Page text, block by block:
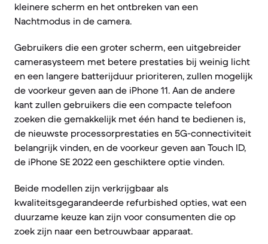
kleinere scherm en het ontbreken van een
Nachtmodus in de camera.
Gebruikers die een groter scherm, een uitgebreider
camerasysteem met betere prestaties bij weinig licht
en een langere batterijduur prioriteren, zullen mogelijk
de voorkeur geven aan de iPhone 11. Aan de andere
kant zullen gebruikers die een compacte telefoon
zoeken die gemakkelijk met één hand te bedienen is,
de nieuwste processorprestaties en 5G-connectiviteit
belangrijk vinden, en de voorkeur geven aan Touch ID,
de iPhone SE 2022 een geschiktere optie vinden.
Beide modellen zijn verkrijgbaar als
kwaliteitsgegarandeerde refurbished opties, wat een
duurzame keuze kan zijn voor consumenten die op
zoek zijn naar een betrouwbaar apparaat.